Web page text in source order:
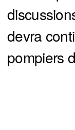
devra
pompiers